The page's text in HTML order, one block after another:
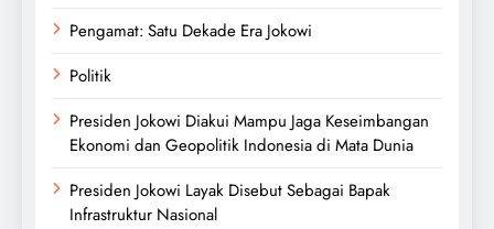
Pengamat: Satu Dekade Era Jokowi
Politik
Presiden Jokowi Diakui Mampu Jaga Keseimbangan
Ekonomi dan Geopolitik Indonesia di Mata Dunia
Presiden Jokowi Layak Disebut Sebagai Bapak
Infrastruktur Nasional